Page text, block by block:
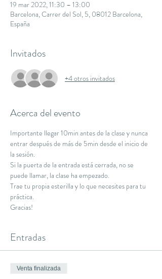
19 mar 2022, 11:30 – 13:00
Barcelona, Carrer del Sol, 5, 08012 Barcelona,
España
Invitados
+4 otros invitados
Acerca del evento
Importante llegar 10min antes de la clase y nunca
entrar después de más de 5min desde el inicio de
la sesión.
Si la puerta de la entrada está cerrada, no se
puede llamar, la clase ha empezado.
Trae tu propia esterilla y lo que necesites para tu
práctica.
Gracias!
Entradas
Venta finalizada